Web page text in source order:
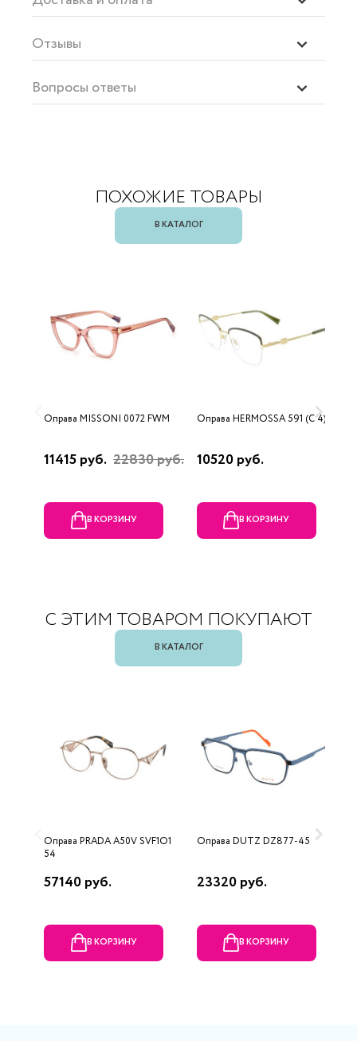
Отзывы
Вопросы ответы
ПОХОЖИЕ ТОВАРЫ
В КАТАЛОГ
Оправа MISSONI 0072 FWM
11415 руб. 22830 руб.
В КОРЗИНУ
Оправа HERMOSSA 591 (C 4)
10520 руб.
В КОРЗИНУ
С ЭТИМ ТОВАРОМ ПОКУПАЮТ
В КАТАЛОГ
Оправа PRADA A50V SVF1O1
54
57140 руб.
В КОРЗИНУ
Оправа DUTZ DZ877-45
23320 руб.
В КОРЗИНУ